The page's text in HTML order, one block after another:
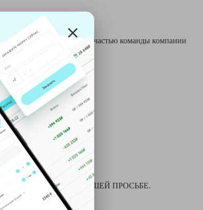
после этого становятся частью команды компании
и многое другое ПО ВАШЕЙ ПРОСЬБЕ.